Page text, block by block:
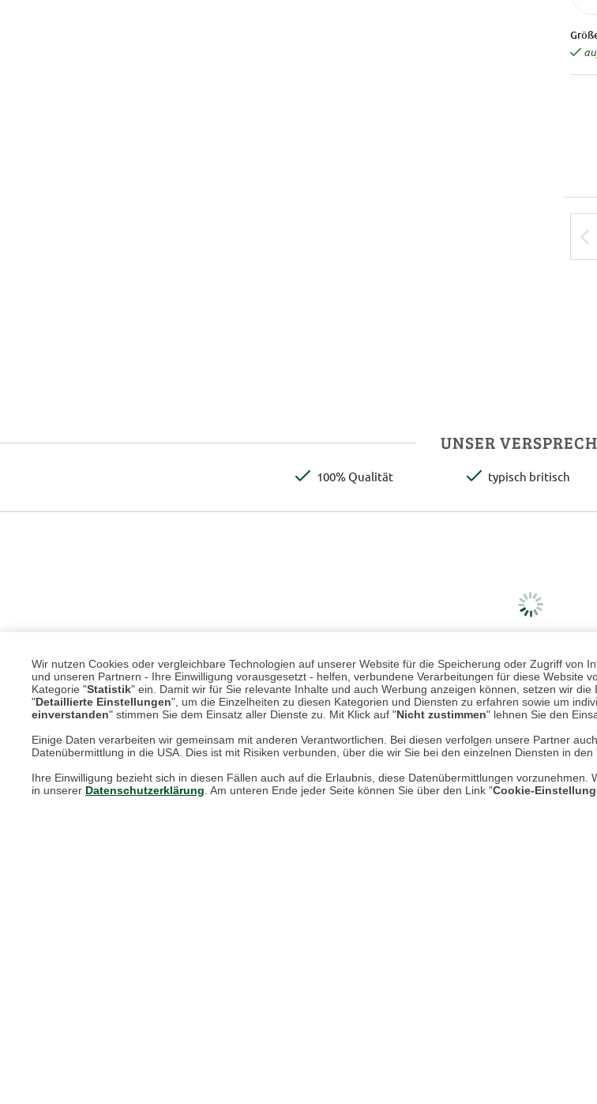
Wir nutzen Cookies oder vergleichbare Technologien auf unserer Website für die Speicherung oder Zugriff von
und unseren Partnern - Ihre Einwilligung vorausgesetzt - helfen, verbundene Verarbeitungen für diese Website
Kategorie "Statistik" ein. Damit wir für Sie relevante Inhalte und auch Werbung anzeigen können, setzen wir die
"Detaillierte Einstellungen", um die Einzelheiten zu diesen Kategorien und Diensten zu erfahren sowie um
einverstanden" stimmen Sie dem Einsatz aller Dienste zu. Mit Klick auf "Nicht zustimmen" lehnen Sie den
Einige Daten verarbeiten wir gemeinsam mit anderen Verantwortlichen. Bei diesen verfolgen unsere Partner
Datenübermittlung in die USA. Dies ist mit Risiken verbunden, über die wir Sie bei den einzelnen Diensten in den
Ihre Einwilligung bezieht sich in diesen Fällen auch auf die Erlaubnis, diese Datenübermittlungen
in unserer Datenschutzerklärung . Am unteren Ende jeder Seite können Sie über den Link "Cookie-
UNSER
100% Qualität typisch britisch